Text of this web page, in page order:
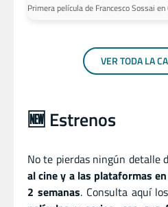
Primera película de Francesco Sossai
VER TODA LA
🆕 Estrenos
No te pierdas ningún detalle
al cine y a las plataformas
2 semanas. Consulta aquí los